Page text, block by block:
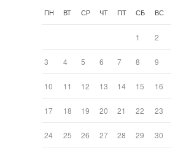
ПН ВТ СР ЧТ ПТ СБ ВС
1 2
3 4 5 6 7 8 9
10 11 12 13 14 15 16
17 18 19 20 21 22 23
24 25 26 27 28 29 30